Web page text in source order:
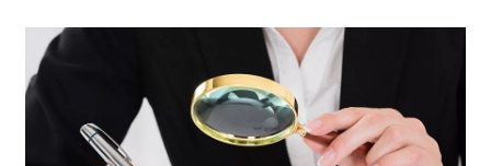
обеспечения и не вправе требовать его позже
⚖️Муниципальный контракт на строительство крытой
ледовой арены в Санкт‑Петербурге предусматривал
обеспечение гарантий в размере 10% от НМЦК —
свыше 26,5 млн руб., со сроком предоставления не
позднее одного рабочего дня до завершения работ.
Гарантийный срок на объект — 5 лет